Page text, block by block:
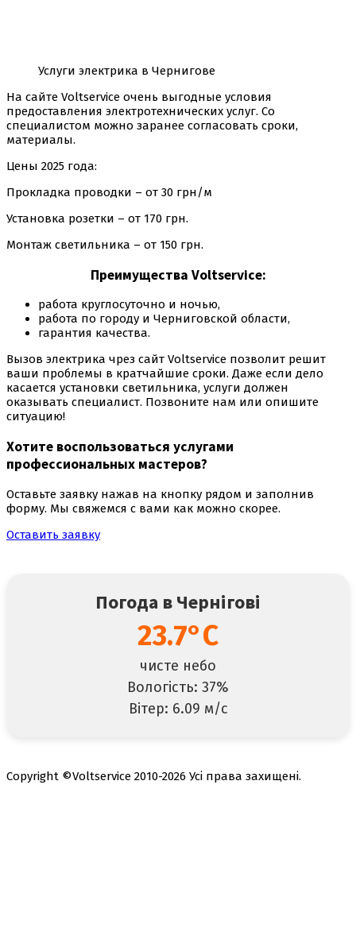
Услуги электрика в Чернигове
На сайте Voltservice очень выгодные условия
предоставления электротехнических услуг. Со
специалистом можно заранее согласовать сроки,
материалы.
Цены 2025 года:
Прокладка проводки – от 30 грн/м
Установка розетки – от 170 грн.
Монтаж светильника – от 150 грн.
Преимущества Voltservice:
работа круглосуточно и ночью,
работа по городу и Черниговской области,
гарантия качества.
Вызов электрика чрез сайт Voltservice позволит решит
ваши проблемы в кратчайшие сроки. Даже если дело
касается установки светильника, услуги должен
оказывать специалист. Позвоните нам или опишите
ситуацию!
Хотите воспользоваться услугами
профессиональных мастеров?
Оставьте заявку нажав на кнопку рядом и заполнив
форму. Мы свяжемся с вами как можно скорее.
Оставить заявку
Погода в Чернігові
23.7°C
чисте небо
Вологість: 37%
Вітер: 6.09 м/с
Copyright ©Voltservice 2010-2026 Усі права захищені.